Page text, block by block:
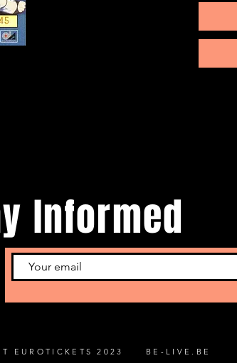
Informed
EUROTICKETS 2023 BE-LIVE.BE